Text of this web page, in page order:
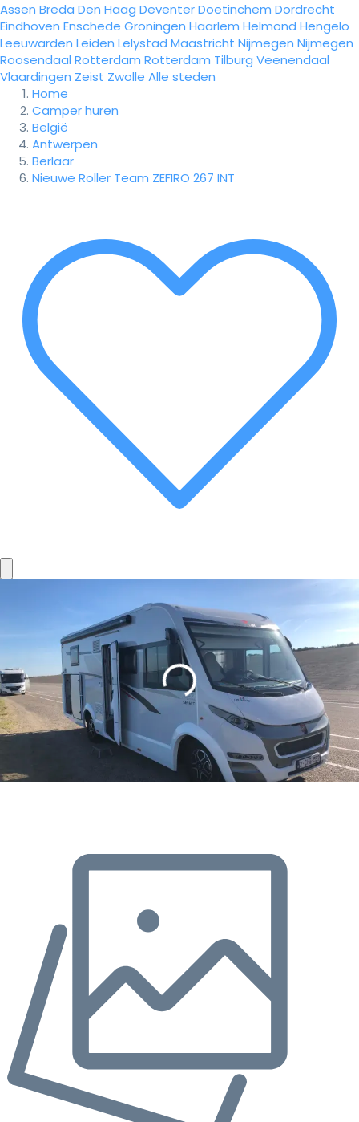
Assen Breda Den Haag DeventerDoetinchem Dordrecht
Eindhoven Enschede Groningen Haarlem Helmond Hengelo
Leeuwarden Leiden Lelystad Maastricht Nijmegen Nijmegen
Roosendaal Rotterdam Rotterdam Tilburg Veenendaal
Vlaardingen Zeist Zwolle Alle steden
Home
Camper huren
België
Antwerpen
Berlaar
Nieuwe Roller Team ZEFIRO 267 INT